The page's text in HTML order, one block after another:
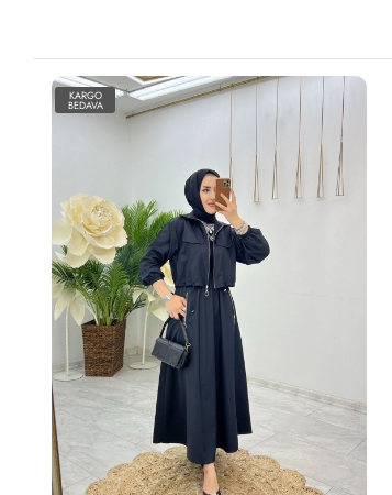
KARGO
BEDAVA